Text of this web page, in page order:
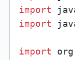
import
import
import